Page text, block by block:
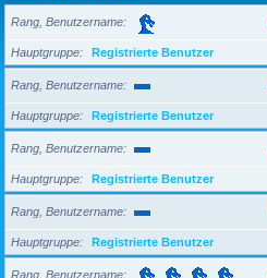
Rang, Benutzername
Hauptgruppe Registrierte Benutzer
Rang, Benutzername
Hauptgruppe Registrierte Benutzer
Rang, Benutzername
Hauptgruppe Registrierte Benutzer
Rang, Benutzername
Hauptgruppe Registrierte Benutzer
Rang, Benutzername